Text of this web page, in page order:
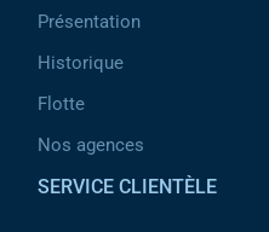
Présentation
Historique
Flotte
Nos agences
SERVICE CLIENTÈLE